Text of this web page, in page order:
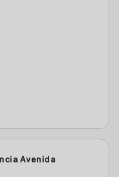
Avenida